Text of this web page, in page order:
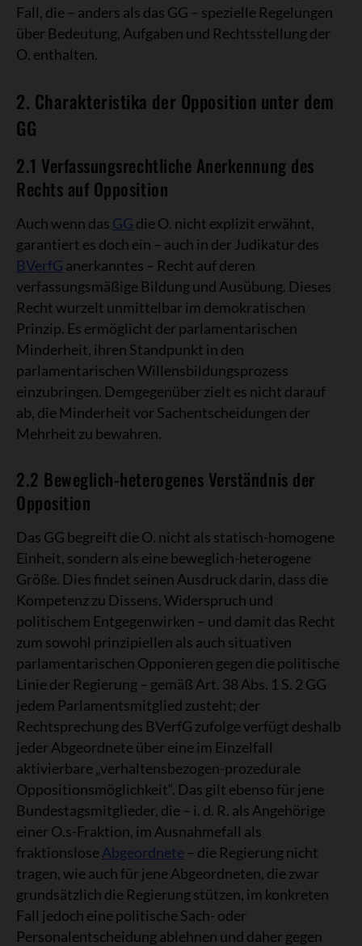
Fall, die – anders als das GG – spezielle Regelungen
über Bedeutung, Aufgaben und Rechtsstellung der
O. enthalten.
2. Charakteristika der Opposition unter dem
GG
2.1 Verfassungsrechtliche Anerkennung des
Rechts auf Opposition
Auch wenn das GG die O. nicht explizit erwähnt,
garantiert es doch ein – auch in der Judikatur des
BVerfG anerkanntes – Recht auf deren
verfassungsmäßige Bildung und Ausübung. Dieses
Recht wurzelt unmittelbar im demokratischen
Prinzip. Es ermöglicht der parlamentarischen
Minderheit, ihren Standpunkt in den
parlamentarischen Willensbildungsprozess
einzubringen. Demgegenüber zielt es nicht darauf
ab, die Minderheit vor Sachentscheidungen der
Mehrheit zu bewahren.
2.2 Beweglich-heterogenes Verständnis der
Opposition
Das GG begreift die O. nicht als statisch-homogene
Einheit, sondern als eine beweglich-heterogene
Größe. Dies findet seinen Ausdruck darin, dass die
Kompetenz zu Dissens, Widerspruch und
politischem Entgegenwirken – und damit das Recht
zum sowohl prinzipiellen als auch situativen
parlamentarischen Opponieren gegen die politische
Linie der Regierung – gemäß Art. 38 Abs. 1 S. 2 GG
jedem Parlamentsmitglied zusteht; der
Rechtsprechung des BVerfG zufolge verfügt deshalb
jeder Abgeordnete über eine im Einzelfall
aktivierbare „verhaltensbezogen-prozedurale
Oppositionsmöglichkeit“. Das gilt ebenso für jene
Bundestagsmitglieder, die – i. d. R. als Angehörige
einer O.s-Fraktion, im Ausnahmefall als
fraktionsloseAbgeordnete – die Regierung nicht
tragen, wie auch für jene Abgeordneten, die zwar
grundsätzlich die Regierung stützen, im konkreten
Fall jedoch eine politische Sach- oder
Personalentscheidung ablehnen und daher gegen